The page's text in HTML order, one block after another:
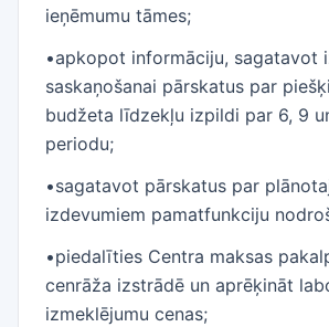
ieņēmumu tāmes;
•apkopot informāciju, sagatavot
saskaņošanai pārskatus par
budžeta līdzekļu izpildi par 6, 9
periodu;
•sagatavot pārskatus par
izdevumiem pamatfunkciju
•piedalīties Centra maksas
cenrāža izstrādē un aprēķināt
izmeklējumu cenas;